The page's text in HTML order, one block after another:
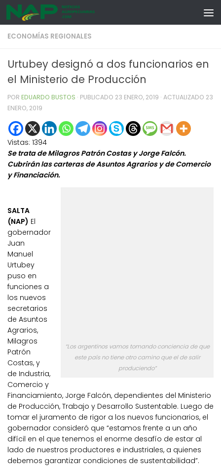
Skip to content
ECONOMÍAS REGIONALES
Urtubey designó a dos funcionarios en
el Ministerio de Producción
POR EDUARDO BUSTOS · PUBLICADO 23 ENERO, 2019 · ACTUALIZADO 23
ENERO, 2019
Vistas: 1394
Se trata de Milagros Patrón Costas y Jorge Falcón.
Cubrirán las carteras de Asuntos Agrarios y de Comercio
y Financiación.
“Los argentinos vamos tomando conciencia de que
este país no tiene otro camino que el de salir
produciendo”
SALTA
(NAP) El
gobernador
Juan
Manuel
Urtubey
puso en
funciones a
los nuevos
secretarios
de Asuntos
Agrarios,
Milagros
Patrón
Costas, y
de Industria,
Comercio y
Financiamiento, Jorge Falcón, dependientes del Ministerio
de Producción, Trabajo y Desarrollo Sustentable. Luego de
tomar el juramento de rigor a los nuevos funcionarios, el
gobernador consideró que “estamos frente a un año
difícil en el que tenemos el enorme desafío de estar al
lado de nuestros productores e industriales, a quienes
debemos garantizar condiciones de sustentabilidad”.